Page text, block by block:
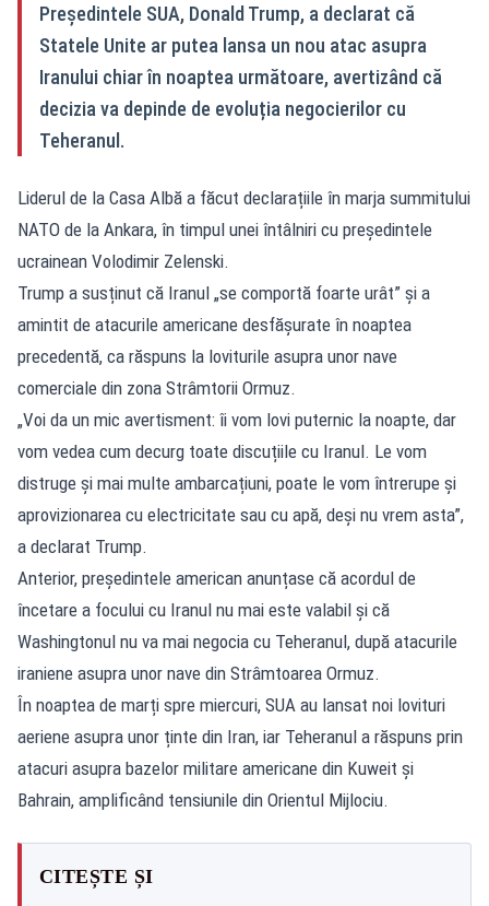
Președintele SUA, Donald Trump, a declarat că
Statele Unite ar putea lansa un nou atac asupra
Iranului chiar în noaptea următoare, avertizând că
decizia va depinde de evoluția negocierilor cu
Teheranul.
Liderul de la Casa Albă a făcut declarațiile în marja summitului
NATO de la Ankara, în timpul unei întâlniri cu președintele
ucrainean Volodimir Zelenski.
Trump a susținut că Iranul „se comportă foarte urât” și a
amintit de atacurile americane desfășurate în noaptea
precedentă, ca răspuns la loviturile asupra unor nave
comerciale din zona Strâmtorii Ormuz.
„Voi da un mic avertisment: îi vom lovi puternic la noapte, dar
vom vedea cum decurg toate discuțiile cu Iranul. Le vom
distruge și mai multe ambarcațiuni, poate le vom întrerupe și
aprovizionarea cu electricitate sau cu apă, deși nu vrem asta”,
a declarat Trump.
Anterior, președintele american anunțase că acordul de
încetare a focului cu Iranul nu mai este valabil și că
Washingtonul nu va mai negocia cu Teheranul, după atacurile
iraniene asupra unor nave din Strâmtoarea Ormuz.
În noaptea de marți spre miercuri, SUA au lansat noi lovituri
aeriene asupra unor ținte din Iran, iar Teheranul a răspuns prin
atacuri asupra bazelor militare americane din Kuweit și
Bahrain, amplificând tensiunile din Orientul Mijlociu.
CITEȘTE ȘI